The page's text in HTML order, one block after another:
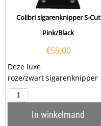
Colibri sigarenknipper S-Cut
Pink/Black
€59,00
Deze luxe
roze/zwart sigarenknipper
Colibri S-Cut is voorzien van
twee snijmessen van...
In winkelmand